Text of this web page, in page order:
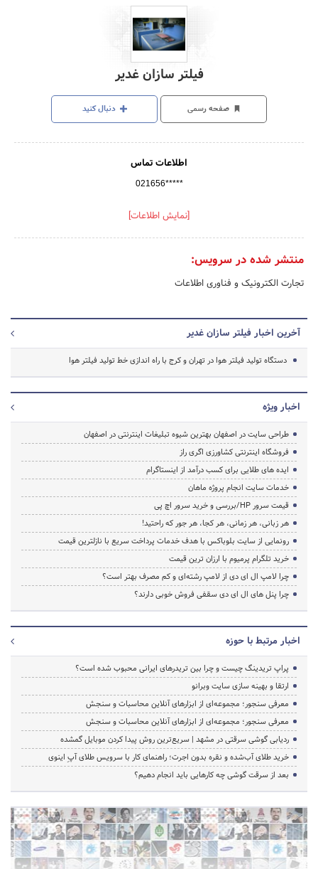
فیلتر سازان غدیر
صفحه رسمی دنبال کنید
اطلاعات تماس
021656*****
[نمایش اطلاعات]
منتشر شده در سرویس:
تجارت الکترونیک و فناوری اطلاعات
آخرین اخبار فیلتر سازان غدیر
دستگاه تولید فیلتر هوا در تهران و کرج با راه اندازی خط تولید فیلتر هوا
اخبار ویژه
طراحی سایت در اصفهان بهترین شیوه تبلیغات اینترنتی در اصفهان
فروشگاه اینترنتی کشاورزی اگری راز
ایده های طلایی برای کسب درآمد از اینستاگرام
خدمات سایت انجام پروژه ماهان
قیمت سرور HP/بررسی و خرید سرور اچ پی
هر زبانی، هر زمانی، هر کجا، هر جور که راحتید!
رونمایی از سایت بلوباکس با هدف خدمات پرداخت سریع با نازلترین قیمت
خرید تلگرام پرمیوم با ارزان ترین قیمت
چرا لامپ ال ای دی از لامپ رشته‌ای و کم مصرف بهتر است؟
چرا پنل های ال ای دی سقفی فروش خوبی دارند؟
اخبار مرتبط با حوزه
پراپ تریدینگ چیست و چرا بین تریدرهای ایرانی محبوب شده است؟
ارتقا و بهینه سازی سایت وبرانو
معرفی سنجور؛ مجموعه‌ای از ابزارهای آنلاین محاسبات و سنجش
معرفی سنجور؛ مجموعه‌ای از ابزارهای آنلاین محاسبات و سنجش
ردیابی گوشی سرقتی در مشهد | سریع‌ترین روش پیدا کردن موبایل گمشده
خرید طلای آب‌شده و نقره بدون اجرت؛ راهنمای کار با سرویس طلای آپِ اینوی
بعد از سرقت گوشی چه کارهایی باید انجام دهیم؟